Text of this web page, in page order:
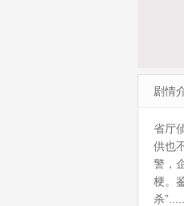
剧情
省厅
供也
警，
梗。
杀”......